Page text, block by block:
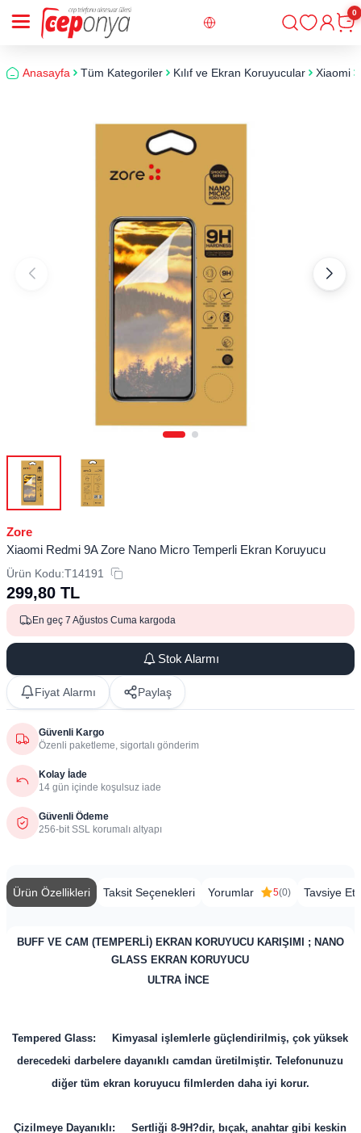
Giriş
0
Anasayfa Tüm Kategoriler Kılıf ve Ekran Koruyucular Xiaomi
Zore
Xiaomi Redmi 9A Zore Nano Micro Temperli Ekran Koruyucu
Ürün Kodu:T14191
299,80 TL
En geç 7 Ağustos Cuma kargoda
Stok Alarmı
Fiyat Alarmı Paylaş
Güvenli Kargo
Özenli paketleme, sigortalı gönderim
Kolay İade
14 gün içinde koşulsuz iade
Güvenli Ödeme
256-bit SSL korumalı altyapı
Ürün Özellikleri Taksit Seçenekleri Yorumlar 5(0) Tavsiye Et
BUFF VE CAM (TEMPERLİ) EKRAN KORUYUCU KARIŞIMI ; NANO
GLASS EKRAN KORUYUCU
ULTRA İNCE
Tempered Glass: Kimyasal işlemlerle güçlendirilmiş, çok yüksek
derecedeki darbelere dayanıklı camdan üretilmiştir. Telefonunuzu
diğer tüm ekran koruyucu filmlerden daha iyi korur.
Çizilmeye Dayanıklı: Sertliği 8-9H?dir, bıçak, anahtar gibi keskin